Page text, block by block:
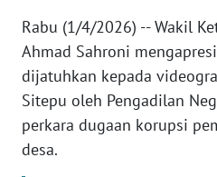
Rabu (1/4/2026) -- Wakil
Ahmad Sahroni
dijatuhkan kepada
Sitepu oleh Pengadilan
perkara dugaan korupsi
desa.
BERITA
KONTAK
KAMI
INFO
IKLAN